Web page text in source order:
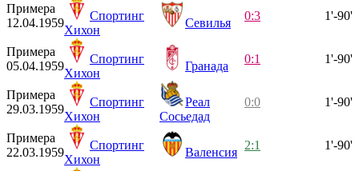
Примера
12.04.1959
Спортинг
Хихон
Севилья
0:3 1'-90'
Примера
05.04.1959
Спортинг
Хихон
Гранада
0:1 1'-90'
Примера
29.03.1959
Спортинг
Хихон
Реал
Сосьедад
0:0 1'-90'
Примера
22.03.1959
Спортинг
Хихон
Валенсия
2:1 1'-90'